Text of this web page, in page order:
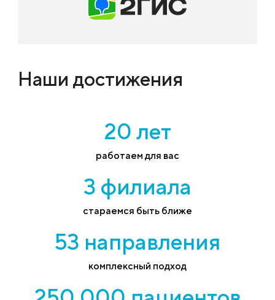
Наши достижения
20 лет
работаем для вас
3 филиала
стараемся быть ближе
53 направления
комплексный подход